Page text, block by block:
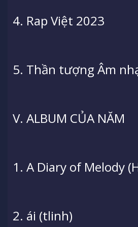
4. Rap Việt 2023
5. Thần tượng Âm
V. ALBUM CỦA NĂM
1. A Diary of Melody
2. ái (tlinh)